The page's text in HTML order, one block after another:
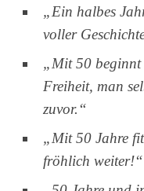
„Ein halbes
voller
„Mit 50 beginnt
Freiheit, man
zuvor.“
„Mit 50 Jahre
fröhlich weiter!“